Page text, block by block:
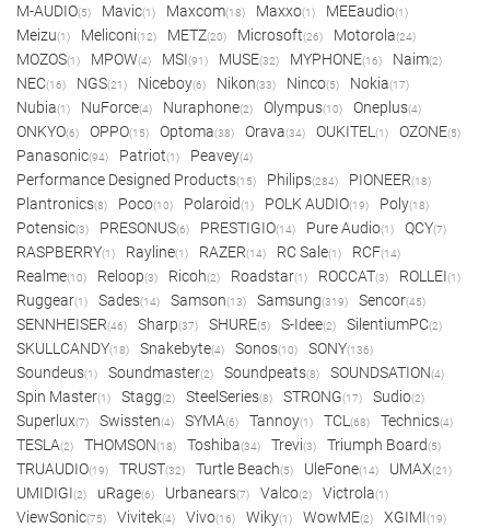
M-AUDIO(5) Mavic(1) Maxcom(18) Maxxo(1) MEEaudio(1)
Meizu(1) Meliconi(12) METZ(20) Microsoft(26) Motorola(24)
MOZOS(1) MPOW(4) MSI(91) MUSE(32) MYPHONE(16) Naim(2)
NEC(16) NGS(21) Niceboy(6) Nikon(33) Ninco(5) Nokia(17)
Nubia(1) NuForce(4) Nuraphone(2) Olympus(10) Oneplus(4)
ONKYO(6) OPPO(15) Optoma(38) Orava(34) OUKITEL (1) OZONE(5)
Panasonic(94) Patriot(1) Peavey(4)
Performance Designed Products(15) Philips(284) PIONEER(18)
Plantronics(8) Poco(10) Polaroid(1) POLK AUDIO(19) Poly(18)
Potensic(3) PRESONUS(6) PRESTIGIO(14) Pure Audio(1) QCY(7)
RASPBERRY(1) Rayline(1) RAZER(14) RC Sale(1) RCF(14)
Realme(10) Reloop(3) Ricoh(2) Roadstar(1) ROCCAT(3) ROLLEI(1)
Ruggear(1) Sades(14) Samson(13) Samsung(319) Sencor(45)
SENNHEISER(46) Sharp(37) SHURE(5) S-Idee(2) SilentiumPC(2)
SKULLCANDY(18) Snakebyte(4) Sonos(10) SONY(136)
Soundeus(1) Soundmaster(2) Soundpeats(8) SOUNDSATION(4)
Spin Master(1) Stagg(2) SteelSeries(8) STRONG(17) Sudio(2)
Superlux(7) Swissten(4) SYMA(6) Tannoy(1) TCL (68) Technics(4)
TESLA(2) THOMSON(18) Toshiba(34) Trevi(3) Triumph Board(5)
TRUAUDIO(19) TRUST(32) Turtle Beach(5) UleFone(14) UMAX(21)
UMIDIGI(2) uRage(6) Urbanears(7) Valco(2) Victrola(1)
ViewSonic(75) Vivitek(4) Vivo(16) Wiky(1) WowME(2) XGIMI(19)